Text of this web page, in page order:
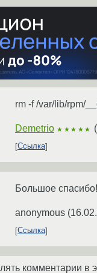
rm -f /var/lib/rpm/
Demetrio ★★★★★ (
Ссылка
Большое
anonymous (
Ссылка
комментарии в